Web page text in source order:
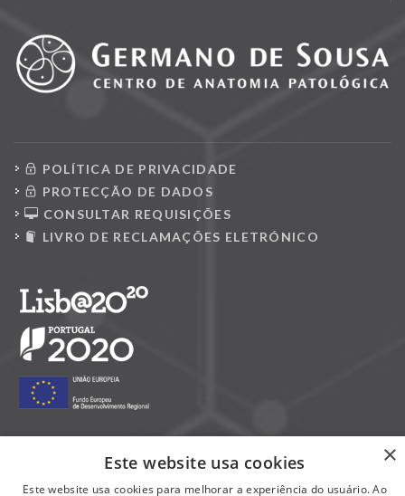
POLÍTICA DE PRIVACIDADE
PROTECÇÃO DE DADOS
CONSULTAR REQUISIÇÕES
LIVRO DE RECLAMAÇÕES ELETRÓNICO
×
Este website usa cookies
Este website usa cookies para melhorar a experiência do usuário. Ao